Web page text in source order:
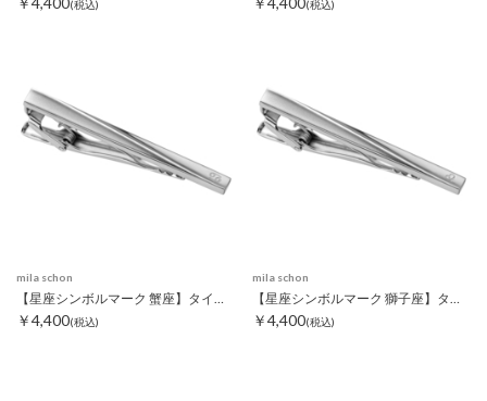
(税込) (税込)
mila schon
￥4,400(税込)
mila schon
￥4,400(税込)